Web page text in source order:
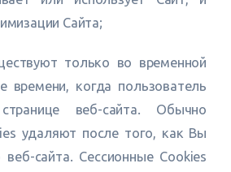
Сайта;
только во временной
времени, когда пользователь
веб-сайта. Обычно
удаляют после того, как Вы
сайта. Сессионные Cookies